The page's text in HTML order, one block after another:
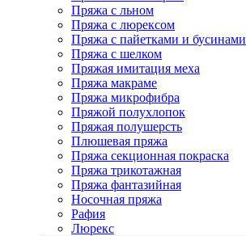
Пряжа с льном
Пряжа с люрексом
Пряжа с пайетками и бусинами
Пряжа с шелком
Пряжая имитация меха
Пряжа макраме
Пряжа микрофибра
Пряжой полухлопок
Пряжая полушерсть
Плюшевая пряжа
Пряжа секционная покраска
Пряжа трикотажная
Пряжа фантазийная
Носочная пряжа
Рафия
Люрекс